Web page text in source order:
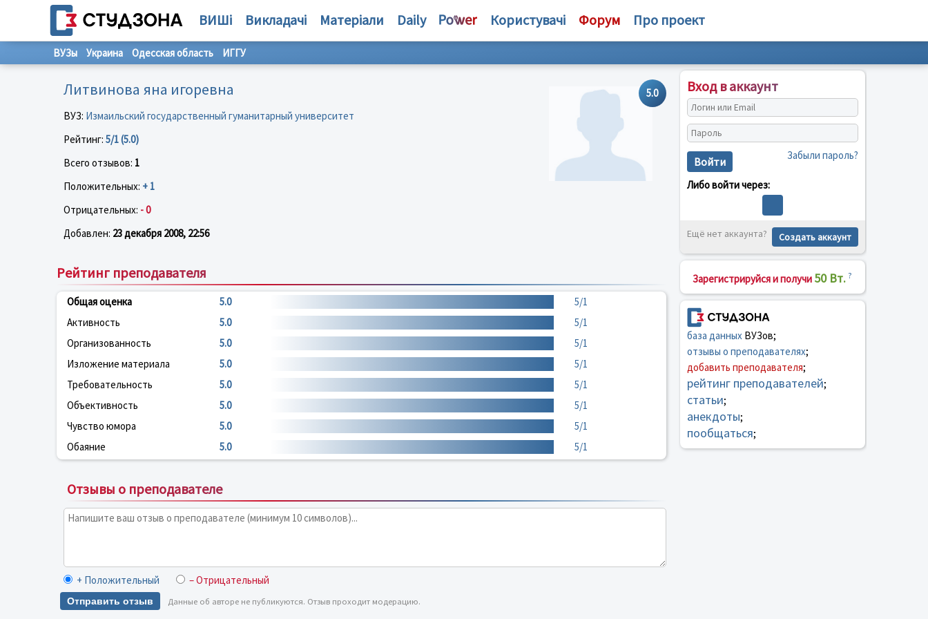
ВИШі Викладачі Матеріали Daily Користувачі Форум Про проект
ВУЗы Украина Одесская область ИГГУ
5.0
Литвинова яна игоревна
ВУЗ: Измаильский государственный гуманитарный университет
Рейтинг: 5/1 (5.0)
Всего отзывов: 1
Положительных: + 1
Отрицательных: - 0
Добавлен: 23 декабря 2008, 22:56
Рейтинг преподавателя
Общая оценка 5.0
5/1
Активность
5.0
5/1
Организованность
5.0
5/1
Изложение материала
5.0
5/1
Требовательность
5.0
5/1
Объективность
5.0
5/1
Чувство юмора
5.0
5/1
Обаяние
5.0 5/1
Отзывы о преподавателе
+ Положительный – Отрицательный
Отправить отзыв Данные об авторе не публикуются. Отзыв проходит модерацию.
Вход в аккаунт
Войти Забыли пароль?
Либо войти через:
Ещё нет аккаунта? Создать аккаунт
Зарегистрируйся и получи 50 Вт. ?
база данныхВУЗов;
отзывы о преподавателях;
добавить преподавателя;
рейтинг преподавателей;
статьи;
анекдоты;
пообщаться;